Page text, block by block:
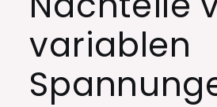
variablen